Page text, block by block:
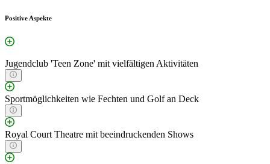
Positive Aspekte
Jugendclub 'Teen Zone' mit vielfältigen Aktivitäten
Sportmöglichkeiten wie Fechten und Golf an Deck
Royal Court Theatre mit beeindruckenden Shows